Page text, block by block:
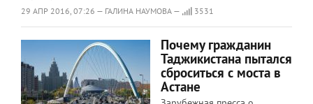
29 АПР 2016, 07:26 — ГАЛИНА НАУМОВА — 3531
Почему гражданин
Таджикистана пытался
сброситься с моста в
Астане